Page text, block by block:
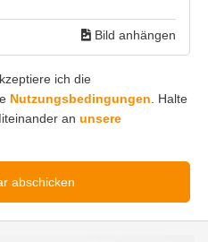
Bild anhängen
ich die
Nutzungsbedingungen. Halte
an unsere